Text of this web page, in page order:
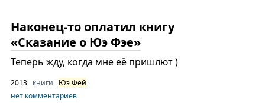
Наконец-то оплатил книгу
«Сказание о Юэ Фэе»
Теперь жду, когда мне её пришлют )
2013 книги
Юэ Фей
нет комментариев